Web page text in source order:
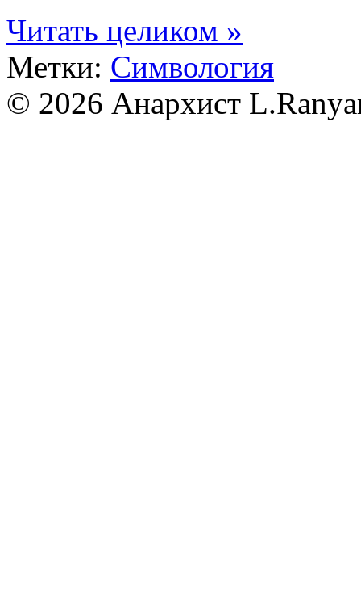
Читать целиком »
Метки: Симвология
© 2026 Анархист